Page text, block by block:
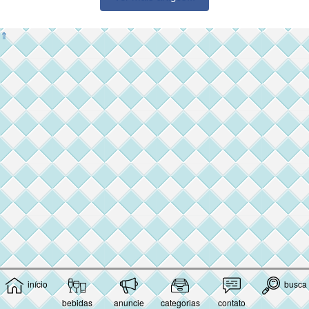
início
bebidas
anuncie categorias contato
busca
⇑